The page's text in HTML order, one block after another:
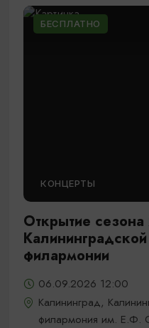
БЕСПЛАТНО
КОНЦЕРТЫ
Открытие
филармонии
06.09.2026 12:00
Калининград,
филармония им. Е.Ф.